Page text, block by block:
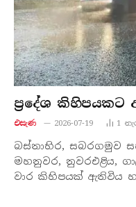
ප්‍රදේශ
එසැණ 2026-07-19 1
බස්නාහිර, සබරගමුව
මහනුවර, නුවරඑළිය,
වාර කිහිපයක් ඇතිවිය